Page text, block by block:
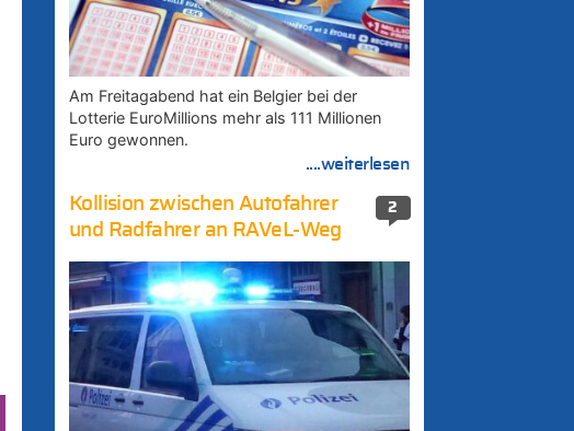
Am Freitagabend hat ein Belgier bei der
Lotterie EuroMillions mehr als 111 Millionen
Euro gewonnen.
....weiterlesen
2
Kollision zwischen Autofahrer
und Radfahrer an RAVeL-Weg